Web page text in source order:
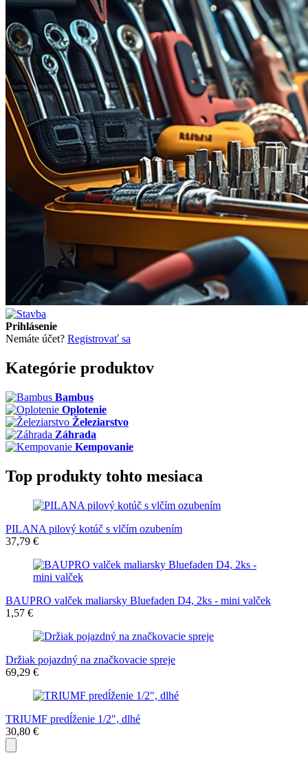
Prihlásenie
Nemáte účet? Registrovať sa
Kategórie produktov
Bambus
Oplotenie
Železiarstvo
Záhrada
Kempovanie
Top produkty tohto mesiaca
PILANA pilový kotúč s vlčím ozubením
37,79 €
BAUPRO valček maliarsky Bluefaden D4, 2ks - mini valček
1,57 €
Držiak pojazdný na značkovacie spreje
69,29 €
TRIUMF predĺženie 1/2", dlhé
30,80 €